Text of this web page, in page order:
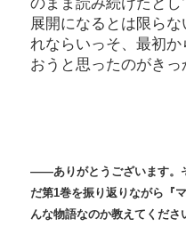
展開になるとは限ら
れならいっそ、最初
おうと思ったのがきっ
――ありがとうございます。
だ第1巻を振り返りながら『
んな物語なのか教えてくださ